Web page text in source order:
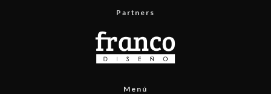
Partners
Menú